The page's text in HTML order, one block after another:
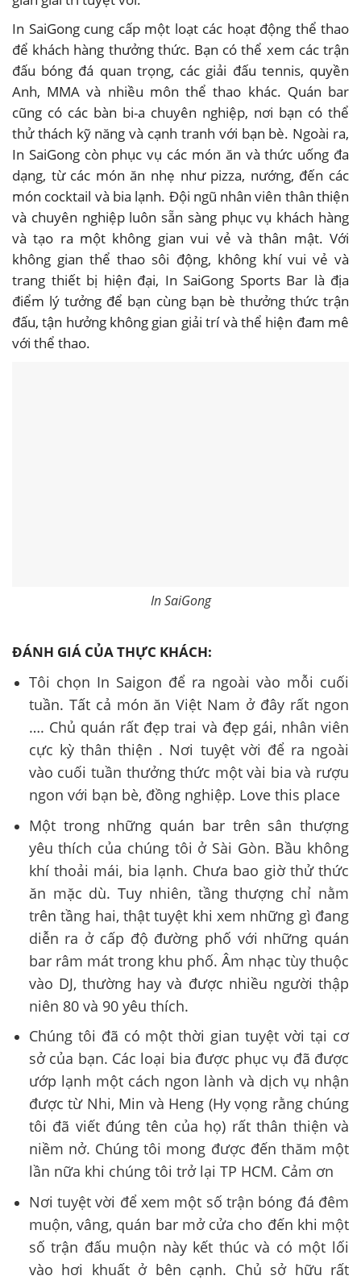
In SaiGong cung cấp một loạt các hoạt động thể thao
để khách hàng thưởng thức. Bạn có thể xem các trận
đấu bóng đá quan trọng, các giải đấu tennis, quyền
Anh, MMA và nhiều môn thể thao khác. Quán bar
cũng có các bàn bi-a chuyên nghiệp, nơi bạn có thể
thử thách kỹ năng và cạnh tranh với bạn bè. Ngoài ra,
In SaiGong còn phục vụ các món ăn và thức uống đa
dạng, từ các món ăn nhẹ như pizza, nướng, đến các
món cocktail và bia lạnh. Đội ngũ nhân viên thân thiện
và chuyên nghiệp luôn sẵn sàng phục vụ khách hàng
và tạo ra một không gian vui vẻ và thân mật. Với
không gian thể thao sôi động, không khí vui vẻ và
trang thiết bị hiện đại, In SaiGong Sports Bar là địa
điểm lý tưởng để bạn cùng bạn bè thưởng thức trận
đấu, tận hưởng không gian giải trí và thể hiện đam mê
với thể thao.
In SaiGong
ĐÁNH GIÁ CỦA THỰC KHÁCH:
Tôi chọn In Saigon để ra ngoài vào mỗi cuối
tuần. Tất cả món ăn Việt Nam ở đây rất ngon
…. Chủ quán rất đẹp trai và đẹp gái, nhân viên
cực kỳ thân thiện . Nơi tuyệt vời để ra ngoài
vào cuối tuần thưởng thức một vài bia và rượu
ngon với bạn bè, đồng nghiệp. Love this place
Một trong những quán bar trên sân thượng
yêu thích của chúng tôi ở Sài Gòn. Bầu không
khí thoải mái, bia lạnh. Chưa bao giờ thử thức
ăn mặc dù. Tuy nhiên, tầng thượng chỉ nằm
trên tầng hai, thật tuyệt khi xem những gì đang
diễn ra ở cấp độ đường phố với những quán
bar râm mát trong khu phố. Âm nhạc tùy thuộc
vào DJ, thường hay và được nhiều người thập
niên 80 và 90 yêu thích.
Chúng tôi đã có một thời gian tuyệt vời tại cơ
sở của bạn. Các loại bia được phục vụ đã được
ướp lạnh một cách ngon lành và dịch vụ nhận
được từ Nhi, Min và Heng (Hy vọng rằng chúng
tôi đã viết đúng tên của họ) rất thân thiện và
niềm nở. Chúng tôi mong được đến thăm một
lần nữa khi chúng tôi trở lại TP HCM. Cảm ơn
Nơi tuyệt vời để xem một số trận bóng đá đêm
muộn, vâng, quán bar mở cửa cho đến khi một
số trận đấu muộn này kết thúc và có một lối
vào hơi khuất ở bên cạnh. Chủ sở hữu rất